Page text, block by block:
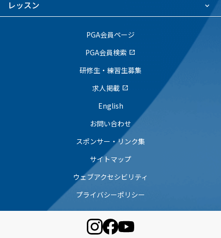
レッスン
PGA会員ページ
PGA会員検索 open_in_new
研修生・練習生募集
求人掲載 open_in_new
English
お問い合わせ
スポンサー・リンク集
サイトマップ
ウェブアクセシビリティ
プライバシーポリシー